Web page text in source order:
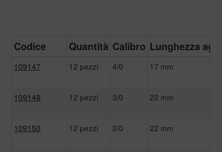
Codice Quantità Calibro Lunghezza ago
109147 12 pezzi 4/0 17 mm
109148 12 pezzi 3/0 22 mm
109150 12 pezzi 2/0 22 mm